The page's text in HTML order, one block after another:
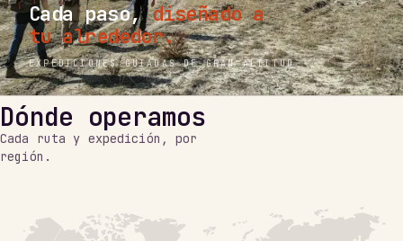
Cada paso,diseñado a
tu alrededor.
EXPEDICIONES GUIADAS DE GRAN ALTITUD
Dónde operamos
Cada ruta y expedición, por
región.